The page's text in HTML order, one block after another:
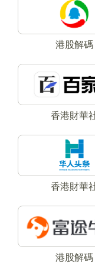
港股解碼
香港財華
香港財華
港股解碼